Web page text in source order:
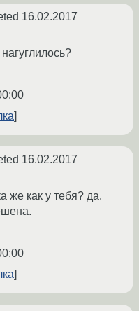
16.02.2017
16.02.2017
же как у тебя? да.